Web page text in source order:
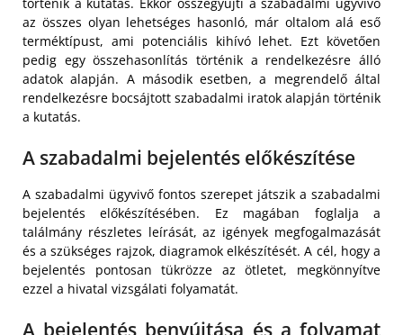
az összes olyan lehetséges hasonló, már oltalom alá eső
terméktípust, ami potenciális kihívó lehet. Ezt követően
pedig egy összehasonlítás történik a rendelkezésre álló
adatok alapján. A második esetben, a megrendelő által
rendelkezésre bocsájtott szabadalmi iratok alapján történik
a kutatás.
A szabadalmi bejelentés előkészítése
A szabadalmi ügyvivő fontos szerepet játszik a szabadalmi
bejelentés előkészítésében. Ez magában foglalja a
találmány részletes leírását, az igények megfogalmazását
és a szükséges rajzok, diagramok elkészítését. A cél, hogy a
bejelentés pontosan tükrözze az ötletet, megkönnyítve
ezzel a hivatal vizsgálati folyamatát.
A bejelentés benyújtása és a folyamat